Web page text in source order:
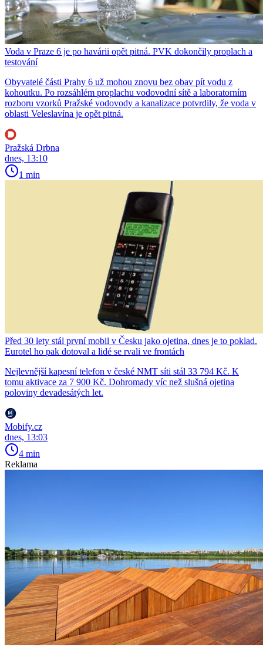
Voda v Praze 6 je po havárii opět pitná. PVK dokončily proplach a
testování
Obyvatelé části Prahy 6 už mohou znovu bez obav pít vodu z
kohoutku. Po rozsáhlém proplachu vodovodní sítě a laboratorním
rozboru vzorků Pražské vodovody a kanalizace potvrdily, že voda v
oblasti Veleslavína je opět pitná.
Pražská Drbna
dnes, 13:10
1 min
Před 30 lety stál první mobil v Česku jako ojetina, dnes je to poklad.
Eurotel ho pak dotoval a lidé se rvali ve frontách
Nejlevnější kapesní telefon v české NMT síti stál 33 794 Kč. K
tomu aktivace za 7 900 Kč. Dohromady víc než slušná ojetina
poloviny devadesátých let.
Mobify.cz
dnes, 13:03
4 min
Reklama